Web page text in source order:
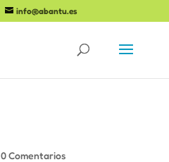
info@abantu.es
0 Comentarios